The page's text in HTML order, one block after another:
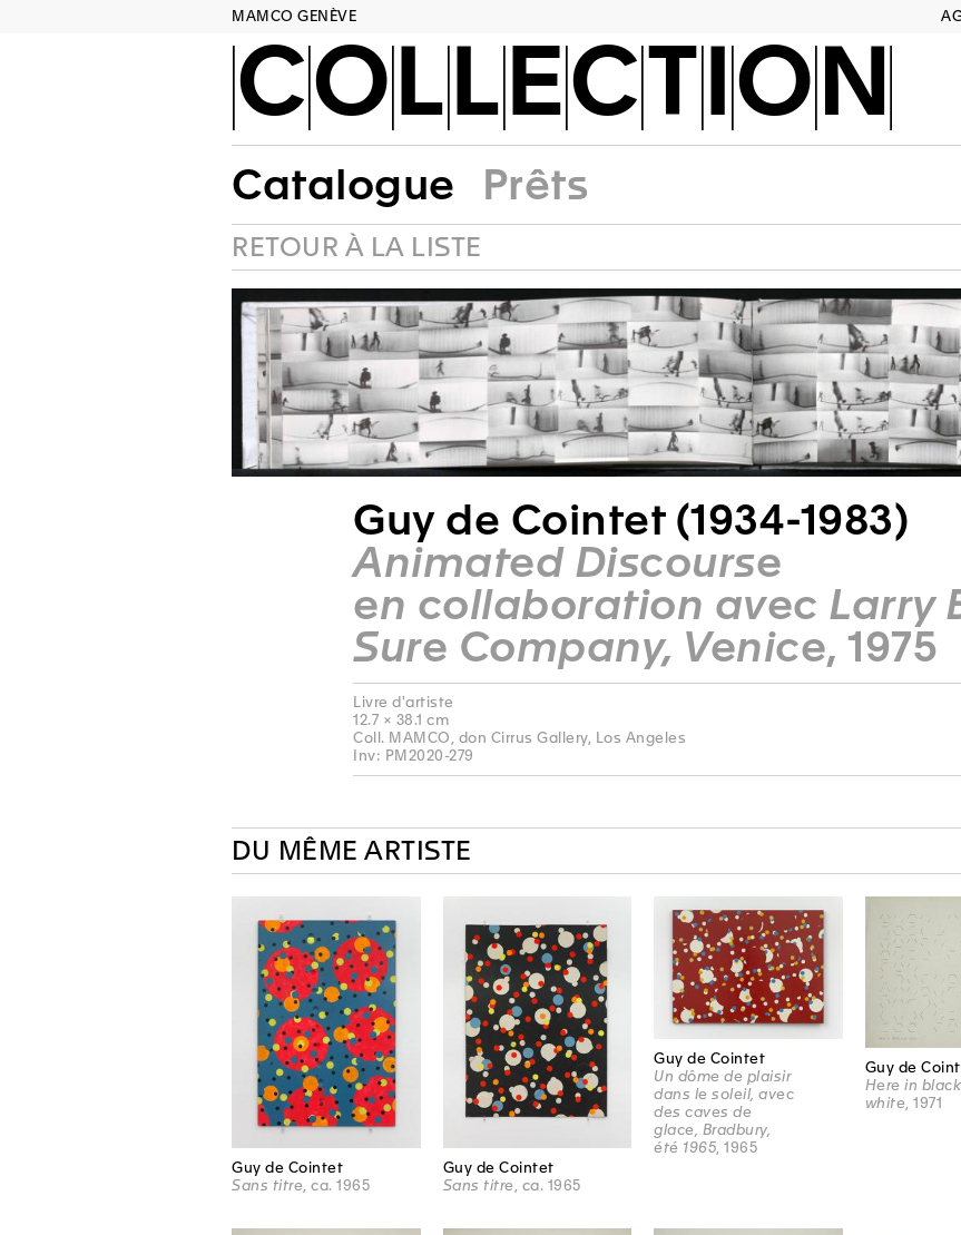
MAMCO GENÈVE
COLLECTION
Catalogue Prêts
RETOUR À LA LISTE
Guy de Cointet (1934-1983)
Animated Discourse
en collaboration avec Larry
Sure Company, Venice, 1975
Livre d'artiste
12.7 × 38.1 cm
Coll. MAMCO, don Cirrus Gallery, Los Angeles
Inv: PM2020-279
DU MÊME ARTISTE
Guy de Cointet
Sans titre, ca. 1965
Guy de Cointet
Sans titre , ca. 1965
Guy de Cointet
Un dôme de plaisir
dans le soleil, avec
des caves de
glace, Bradbury,
été 1965 , 1965
Guy de
Here in
white, 1971